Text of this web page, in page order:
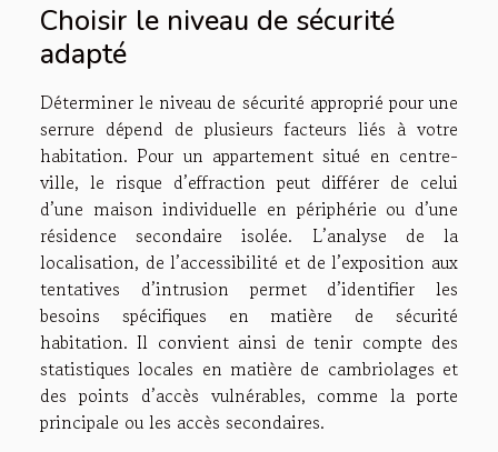
Choisir le niveau de sécurité
adapté
Déterminer le niveau de sécurité approprié pour une
serrure dépend de plusieurs facteurs liés à votre
habitation. Pour un appartement situé en centre-
ville, le risque d’effraction peut différer de celui
d’une maison individuelle en périphérie ou d’une
résidence secondaire isolée. L’analyse de la
localisation, de l’accessibilité et de l’exposition aux
tentatives d’intrusion permet d’identifier les
besoins spécifiques en matière de sécurité
habitation. Il convient ainsi de tenir compte des
statistiques locales en matière de cambriolages et
des points d’accès vulnérables, comme la porte
principale ou les accès secondaires.